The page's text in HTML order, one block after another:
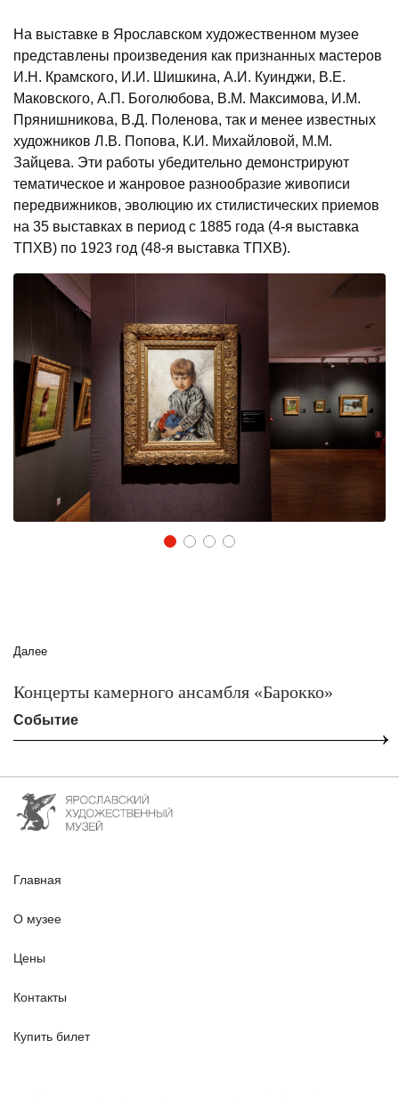
На выставке в Ярославском художественном музее
представлены произведения как признанных мастеров
И.Н. Крамского, И.И. Шишкина, А.И. Куинджи, В.Е.
Маковского, А.П. Боголюбова, В.М. Максимова, И.М.
Прянишникова, В.Д. Поленова, так и менее известных
художников Л.В. Попова, К.И. Михайловой, М.М.
Зайцева. Эти работы убедительно демонстрируют
тематическое и жанровое разнообразие живописи
передвижников, эволюцию их стилистических приемов
на 35 выставках в период с 1885 года (4-я выставка
ТПХВ) по 1923 год (48-я выставка ТПХВ).
1 2 3 4
Далее
Концерты камерного ансамбля «Барокко»
Событие
Главная
О музее
Цены
Контакты
Купить билет